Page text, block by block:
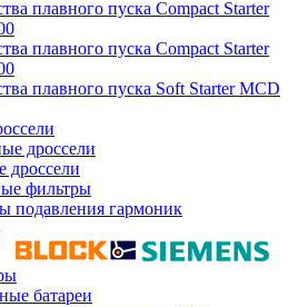
плавного пуска Compact Starter
плавного пуска Compact Starter
плавного пуска Soft Starter MCD
дроссели
дроссели
фильтры
подавления гармоник
батареи